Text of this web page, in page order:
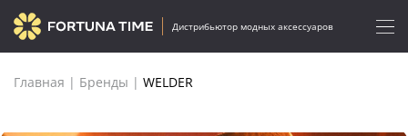
Дистрибьютор модных аксессуаров
Главная | Бренды | WELDER